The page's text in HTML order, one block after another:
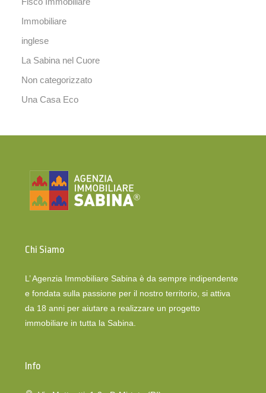
Immobiliare
inglese
La Sabina nel Cuore
Non categorizzato
Una Casa Eco
Chi Siamo
L’ Agenzia Immobiliare Sabina è da sempre indipendente
e fondata sulla passione per il nostro territorio, si attiva
da 18 anni per aiutare a realizzare un progetto
immobiliare in tutta la Sabina.
Info